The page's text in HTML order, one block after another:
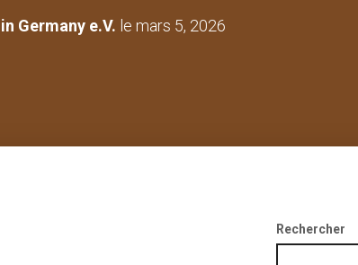
Germany e.V. le mars 5, 2026
Rechercher